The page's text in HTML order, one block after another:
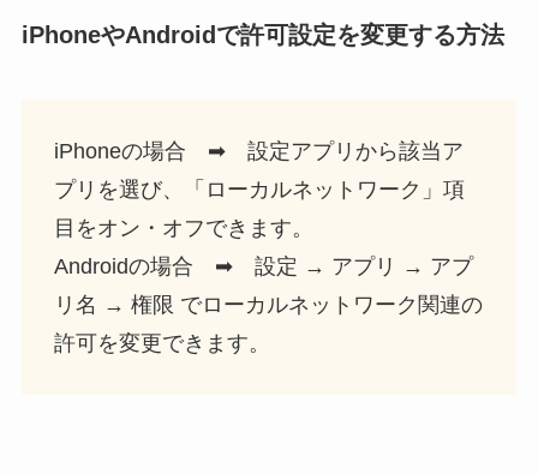
iPhoneやAndroidで許可設定を変更する方法
iPhoneの場合 ➡ 設定アプリから該当ア
プリを選び、「ローカルネットワーク」項
目をオン・オフできます。
Androidの場合 ➡ 設定 → アプリ → アプ
リ名 → 権限 でローカルネットワーク関連の
許可を変更できます。